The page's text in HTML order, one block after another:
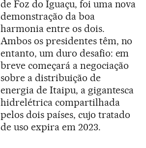
de Foz do Iguaçu, foi uma nova
demonstração da boa
harmonia entre os dois.
Ambos os presidentes têm, no
entanto, um duro desafio: em
breve começará a negociação
sobre a distribuição de
energia de Itaipu, a gigantesca
hidrelétrica compartilhada
pelos dois países, cujo tratado
de uso expira em 2023.